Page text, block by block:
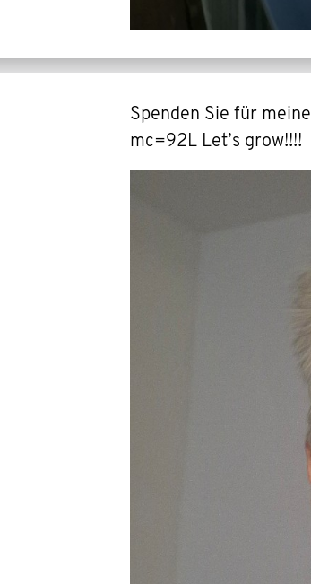
Spenden Sie für
mc=92L Let’s grow!!!!